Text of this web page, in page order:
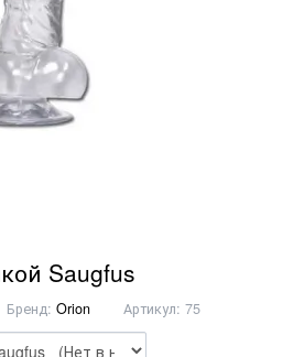
Saugfus
Бренд: Orion Артикул: 75